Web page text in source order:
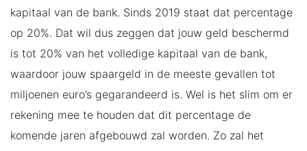
kapitaal van de bank. Sinds 2019 staat dat percentage
op 20%. Dat wil dus zeggen dat jouw geld beschermd
is tot 20% van het volledige kapitaal van de bank,
waardoor jouw spaargeld in de meeste gevallen tot
miljoenen euro’s gegarandeerd is. Wel is het slim om er
rekening mee te houden dat dit percentage de
komende jaren afgebouwd zal worden. Zo zal het